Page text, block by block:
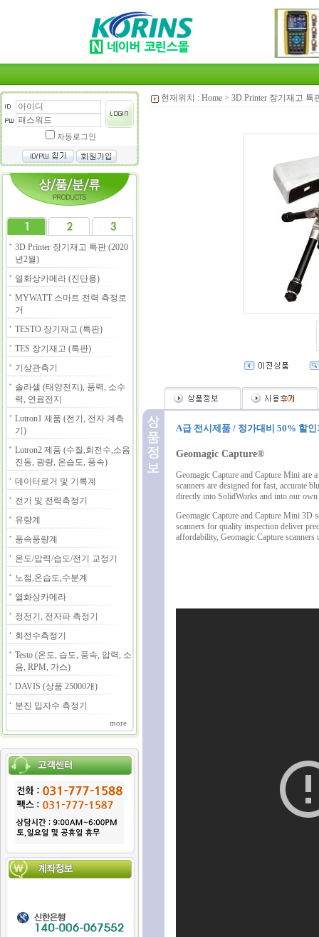
자동로그인
3D Printer 장기재고 특판 (2020
년2월)
열화상카메라 (진단용)
MYWATT 스마트 전력 측정로
거
TESTO 장기재고 (특판)
TES 장기재고 (특판)
기상관측기
솔라셀 (태양전지), 풍력, 소수
력, 연료전지
Lutron1 제품 (전기, 전자 계측
기)
Lutron2 제품 (수질,회전수,소음
진동, 광량, 온습도, 풍속)
데이터로거 및 기록계
전기 및 전력측정기
유량계
풍속풍량계
온도/압력/습도/전기 교정기
노점,온습도,수분계
열화상카메라
정전기, 전자파 측정기
회전수측정기
Testo (온도, 습도, 풍속, 압력, 소
음, RPM, 가스)
DAVIS (상품 25000개)
분진 입자수 측정기
more
현재위치 : Home > 3D Printer 장기재고 특
(0)
A급 전시제품 / 정가대비 50% 할인
Geomagic Capture®
Geomagic Capture and Capture Mini are
scanners are designed for fast, accurate
directly into SolidWorks and into our own
Geomagic Capture and Capture Mini 3D
scanners for quality inspection deliver
affordability, Geomagic Capture